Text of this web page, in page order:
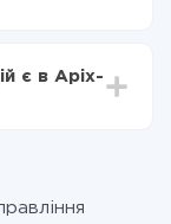
за фактом
через
є в Apix-